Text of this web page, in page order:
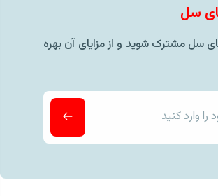
سل
سل مشترک شوید و از مزایای آن بهره